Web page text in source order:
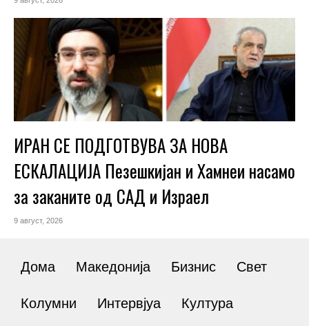
ИРАН СЕ ПОДГОТВУВА ЗА НОВА
ЕСКАЛАЦИЈА Пезешкијан и Хамнеи насамо
за заканите од САД и Израел
9 август, 2026
Дома Македонија Бизнис Свет
Колумни Интервјуа Култура